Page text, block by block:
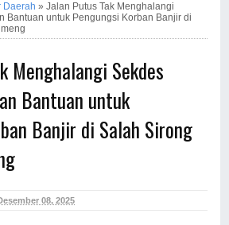
Daerah »Jalan Putus Tak Menghalangi
Bantuan untuk Pengungsi Korban Banjir di
Menghalangi Sekdes
Bantuan untuk
Banjir di Salah Sirong
08, 2025